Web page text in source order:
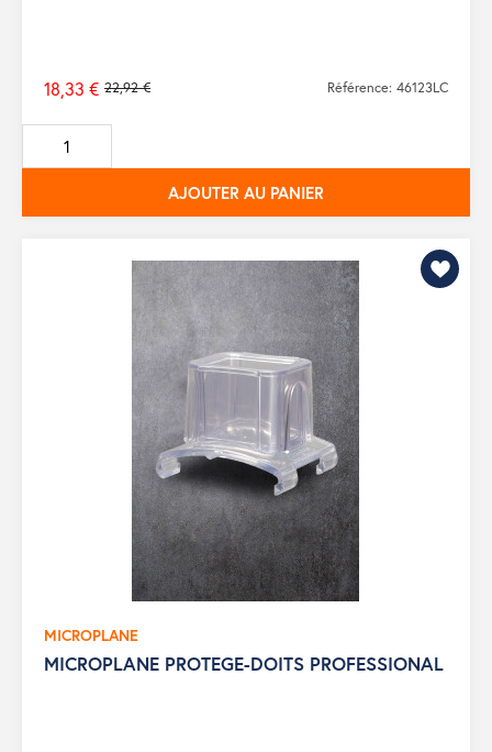
Prix
de
base
22,92 €
18,33 € Référence: 46123LC
AJOUTER AU PANIER
MICROPLANE
MICROPLANE PROTEGE-DOITS PROFESSIONAL